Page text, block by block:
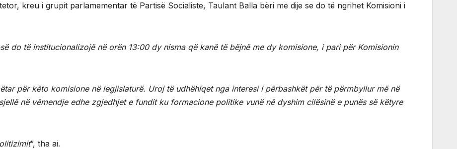
kreu i grupit parlamementar të Partisë Socialiste, Taulant Balla bëri me dije se do të ngrihet Komisioni i
do të institucionalizojë në orën 13:00 dy nisma që kanë të bëjnë me dy komisione, i pari për Komisionin
për këto komisione në legjislaturë. Uroj të udhëhiqet nga interesi i përbashkët për të përmbyllur më në
në vëmendje edhe zgjedhjet e fundit ku formacione politike vunë në dyshim cilësinë e punës së këtyre
”, tha ai.